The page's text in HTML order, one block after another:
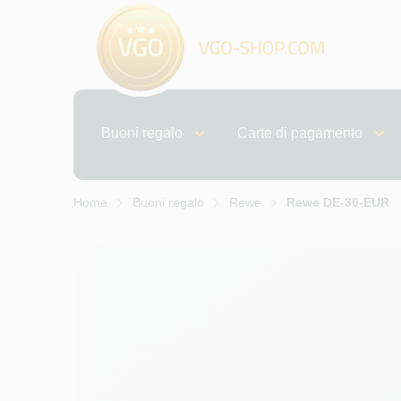
Buoni regalo Carte di pagamento
Home Buoni regalo Rewe Rewe DE-30-EUR